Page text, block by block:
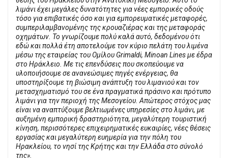
λιμάνι έχει μεγάλες δυνατότητες για νέες εμπορικές οδούς
τόσο για επιβατικές όσο και για εμπορευματικές μεταφορές,
συμπεριλαμβανομένης της κρουαζιέρας και της μεταφοράς
οχημάτων. Το γνωρίζουμε πολύ καλά αυτό, δεδομένου ότι
εδώ και πολλά έτη αποτελούμε τον κύριο πελάτη του λιμένα
μέσω της εταιρείας του Ομίλου Grimaldi, Minoan Lines με έδρα
στο Ηράκλειο. Με τις επενδύσεις που σκοπεύουμε να
υλοποιήσουμε σε ανανεώσιμες πηγές ενέργειας, θα
υποστηρίξουμε τη βιώσιμη ανάπτυξη του λιμανιού και τον
μετασχηματισμό του σε ένα πραγματικά πράσινο και πρότυπο
λιμάνι για την περιοχή της Μεσογείου. Απώτερος στόχος μας
είναι να αναπτύξουμε βελτιωμένες υπηρεσίες στο λιμάνι, με
αυξημένη εμπορική δραστηριότητα, μεγαλύτερη τουριστική
κίνηση, περισσότερες επιχειρηματικές ευκαιρίες, νέες θέσεις
εργασίας και μεγαλύτερη ευημερία για την πόλη του
Ηρακλείου, το νησί της Κρήτης και την Ελλάδα στο σύνολό
της».